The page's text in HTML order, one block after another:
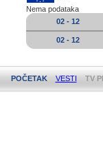
Nema podataka
02 - 12
02 - 12
POČETAK VESTI TV